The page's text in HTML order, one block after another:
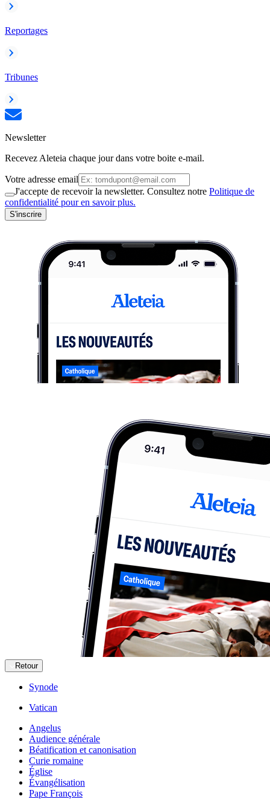
Reportages
Tribunes
Newsletter
Recevez Aleteia chaque jour dans votre boite e-mail.
Votre adresse email
J'accepte de recevoir la newsletter. Consultez notre Politique de
confidentialité pour en savoir plus.
S'inscrire
Retour
Synode
Vatican
Angelus
Audience générale
Béatification et canonisation
Curie romaine
Église
Évangélisation
Pape François